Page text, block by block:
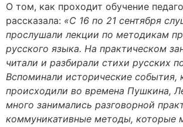
О том, как проходит обучение
рассказала: «С 16 по 21 сентября
прослушали лекции по методикам
русского языка. На практическом
читали и разбирали стихи русских
Вспоминали исторические события,
происходили во времена Пушкина,
много занимались разговорной
коммуникативные методы, которые